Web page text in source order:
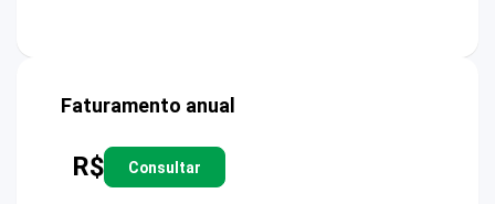
Faturamento anual
R$ Consultar